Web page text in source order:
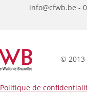
info@cfwb.be -
©
Politique de